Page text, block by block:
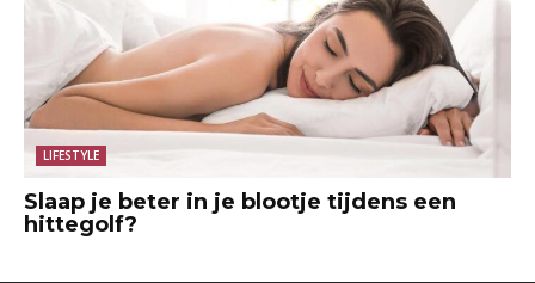
LIFESTYLE
Slaap je beter in je blootje tijdens een
hittegolf?